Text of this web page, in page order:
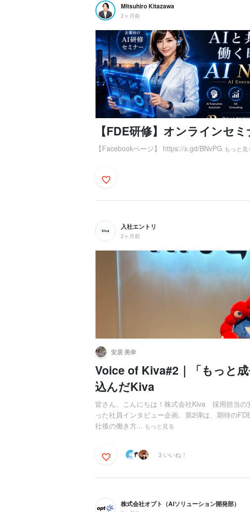
Mitsuhiro Kitazawa
2ヶ月前
【FDE研修】オンラインセ
【Facebookページ】 https://x.gd/BNvPG もっと見
入社エントリ
2ヶ月前
安居 美幸
Voice of Kiva#2｜「もっと
込んだKiva
皆さん、こんにちは！株式会社Kiva 採用担当の
った社員インタビュー企画。第2弾は、期待の
社後の働き方... もっと見る
3 いいね！
株式会社オプト（AIソリューション開発部）